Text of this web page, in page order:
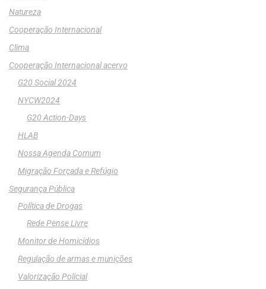
Natureza
Cooperação Internacional
Clima
Cooperação Internacional acervo
G20 Social 2024
NYCW2024
G20 Action-Days
HLAB
Nossa Agenda Comum
Migração Forçada e Refúgio
Segurança Pública
Política de Drogas
Rede Pense Livre
Monitor de Homicídios
Regulação de armas e munições
Valorização Policial